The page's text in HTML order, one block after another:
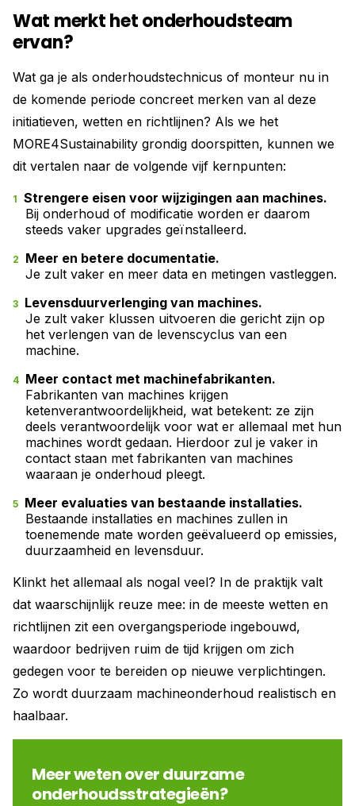
Wat merkt het onderhoudsteam
ervan?
Wat ga je als onderhoudstechnicus of monteur nu in
de komende periode concreet merken van al deze
initiatieven, wetten en richtlijnen? Als we het
MORE4Sustainability grondig doorspitten, kunnen we
dit vertalen naar de volgende vijf kernpunten:
Strengere eisen voor wijzigingen aan machines.
Bij onderhoud of modificatie worden er daarom
steeds vaker upgrades geïnstalleerd.
Meer en betere documentatie.
Je zult vaker en meer data en metingen vastleggen.
Levensduurverlenging van machines.
Je zult vaker klussen uitvoeren die gericht zijn op
het verlengen van de levenscyclus van een
machine.
Meer contact met machinefabrikanten.
Fabrikanten van machines krijgen
ketenverantwoordelijkheid, wat betekent: ze zijn
deels verantwoordelijk voor wat er allemaal met hun
machines wordt gedaan. Hierdoor zul je vaker in
contact staan met fabrikanten van machines
waaraan je onderhoud pleegt.
Meer evaluaties van bestaande installaties.
Bestaande installaties en machines zullen in
toenemende mate worden geëvalueerd op emissies,
duurzaamheid en levensduur.
Klinkt het allemaal als nogal veel? In de praktijk valt
dat waarschijnlijk reuze mee: in de meeste wetten en
richtlijnen zit een overgangsperiode ingebouwd,
waardoor bedrijven ruim de tijd krijgen­ om zich
gedegen voor te bereiden op nieuwe verplichtingen.
Zo wordt duurzaam machineonderhoud realistisch en
haalbaar.
Meer weten over duurzame
onderhoudsstrategieën?